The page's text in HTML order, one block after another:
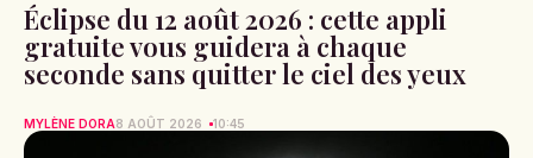
Éclipse du 12 août 2026 : cette appli
gratuite vous guidera à chaque
seconde sans quitter le ciel des yeux
MYLÈNE DORA8 AOÛT 2026 10:45